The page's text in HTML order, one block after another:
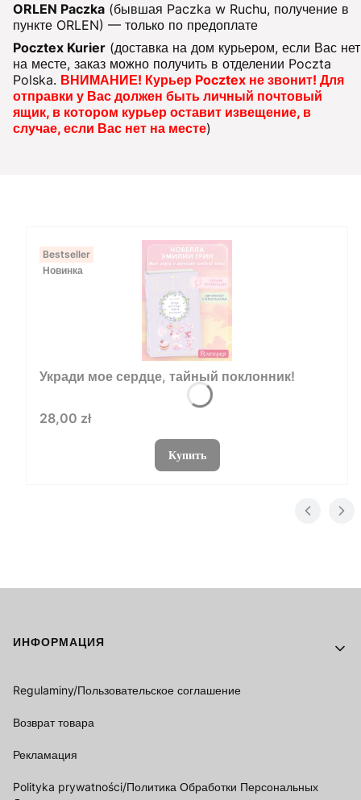
ORLEN Paczka (бывшая Paczka w Ruchu, получение в
пункте ORLEN) — только по предоплате
Pocztex Kurier (доставка на дом курьером, если Вас нет
на месте, заказ можно получить в отделении Poczta
Polska. ВНИМАНИЕ! Курьер Pocztex не звонит! Для
отправки у Вас должен быть личный почтовый
ящик, в котором курьер оставит извещение, в
случае, если Вас нет на месте)
Bestseller
Новинка
Укради мое сердце, тайный поклонник!
Цена
28,00 zł
Купить
Footer menu
ИНФОРМАЦИЯ
Regulaminy/Пользовательское соглашение
Возврат товара
Рекламация
Polityka prywatności/Политика Обработки Персональных